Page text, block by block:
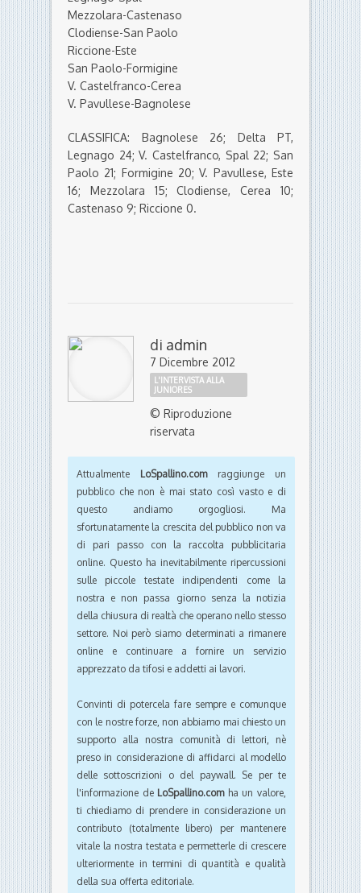
Mezzolara-Castenaso
Clodiense-San Paolo
Riccione-Este
San Paolo-Formigine
V. Castelfranco-Cerea
V. Pavullese-Bagnolese
CLASSIFICA: Bagnolese 26; Delta PT,
Legnago 24; V. Castelfranco, Spal 22; San
Paolo 21; Formigine 20; V. Pavullese, Este
16; Mezzolara 15; Clodiense, Cerea 10;
Castenaso 9; Riccione 0.
di admin
7 Dicembre 2012
L'INTERVISTA ALLA
JUNIORES
© Riproduzione
riservata
Attualmente LoSpallino.comraggiunge un
pubblico che non è mai stato così vasto e di
questo andiamo orgogliosi. Ma
sfortunatamente la crescita del pubblico non va
di pari passo con la raccolta pubblicitaria
online. Questo ha inevitabilmente ripercussioni
sulle piccole testate indipendenti come la
nostra e non passa giorno senza la notizia
della chiusura di realtà che operano nello stesso
settore. Noi però siamo determinati a rimanere
online e continuare a fornire un servizio
apprezzato da tifosi e addetti ai lavori.
Convinti di potercela fare sempre e comunque
con le nostre forze, non abbiamo mai chiesto un
supporto alla nostra comunità di lettori, nè
preso in considerazione di affidarci al modello
delle sottoscrizioni o del paywall. Se per te
l'informazione de LoSpallino.comha un valore,
ti chiediamo di prendere in considerazione un
contributo (totalmente libero) per mantenere
vitale la nostra testata e permetterle di crescere
ulteriormente in termini di quantità e qualità
della sua offerta editoriale.